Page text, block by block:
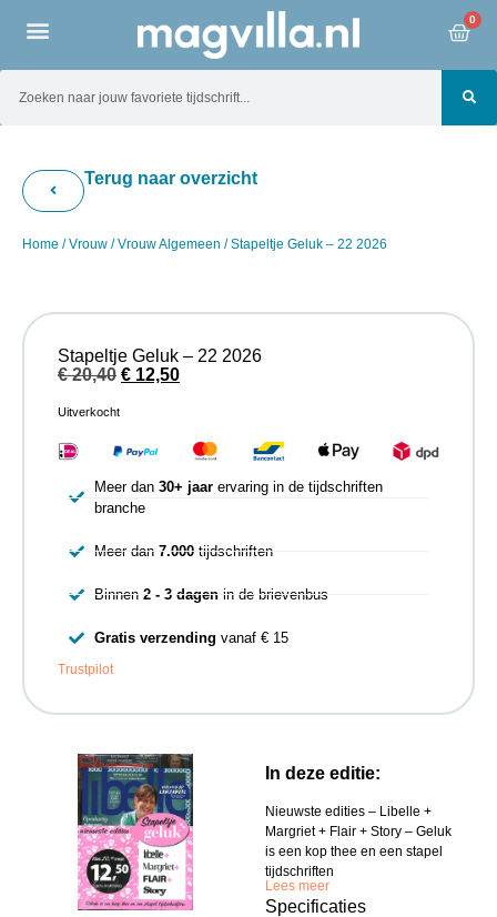
0
Terug naar overzicht
Home /Vrouw /Vrouw Algemeen / Stapeltje Geluk – 22 2026
In deze editie:
Nieuwste edities – Libelle +
Margriet + Flair + Story – Geluk
is een kop thee en een stapel
tijdschriften
Lees meer
Specificaties
Stapeltje Geluk – 22 2026
€20,40 € 12,50
Uitverkocht
Meer dan 30+ jaarervaring in de tijdschriften
branche
Meer dan 7.000tijdschriften
Binnen 2 - 3 dagenin de brievenbus
Gratis verzending vanaf € 15
Trustpilot